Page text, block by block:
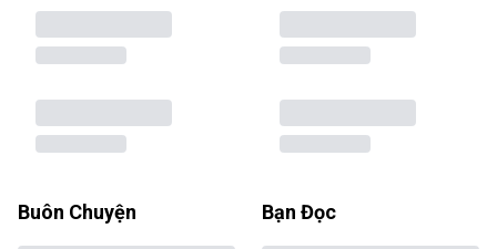
Buôn Chuyện Bạn Đọc